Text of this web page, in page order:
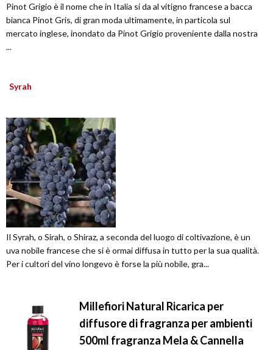
Pinot Grigio è il nome che in Italia si da al vitigno francese a bacca
bianca Pinot Gris, di gran moda ultimamente, in particola sul
mercato inglese, inondato da Pinot Grigio proveniente dalla nostra
...
Syrah
Il Syrah, o Sirah, o Shiraz, a seconda del luogo di coltivazione, è un
uva nobile francese che si è ormai diffusa in tutto per la sua qualità.
Per i cultori del vino longevo è forse la più nobile, gra...
Millefiori Natural Ricarica per
diffusore di fragranza per ambienti
500ml fragranza Mela & Cannella